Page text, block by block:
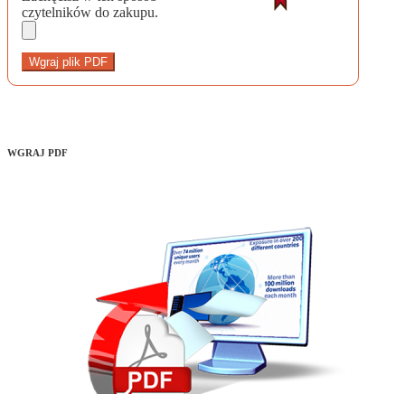
czytelników do zakupu.
Wgraj plik PDF
WGRAJ PDF